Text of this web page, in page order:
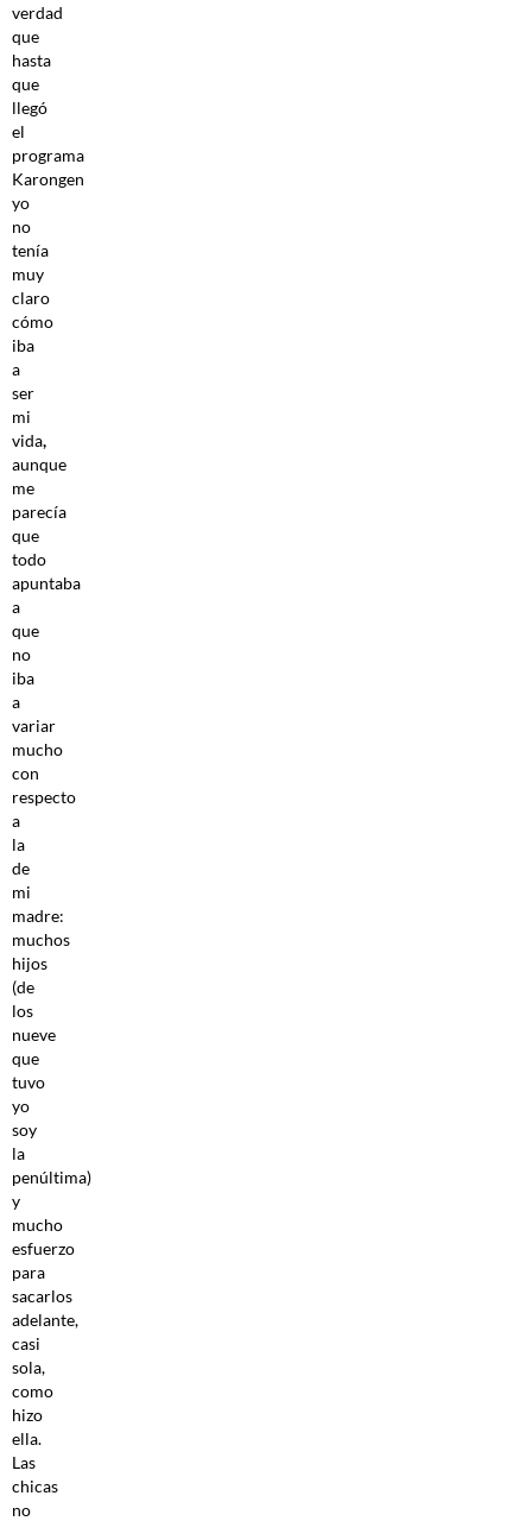
verdad
que
hasta
que
llegó
el
programa
Karongen
yo
no
tenía
muy
claro
cómo
iba
a
ser
mi
vida,
aunque
me
parecía
que
todo
apuntaba
a
que
no
iba
a
variar
mucho
con
respecto
a
la
de
mi
madre:
muchos
hijos
(de
los
nueve
que
tuvo
yo
soy
la
penúltima)
y
mucho
esfuerzo
para
sacarlos
adelante,
casi
sola,
como
hizo
ella.
Las
chicas
no